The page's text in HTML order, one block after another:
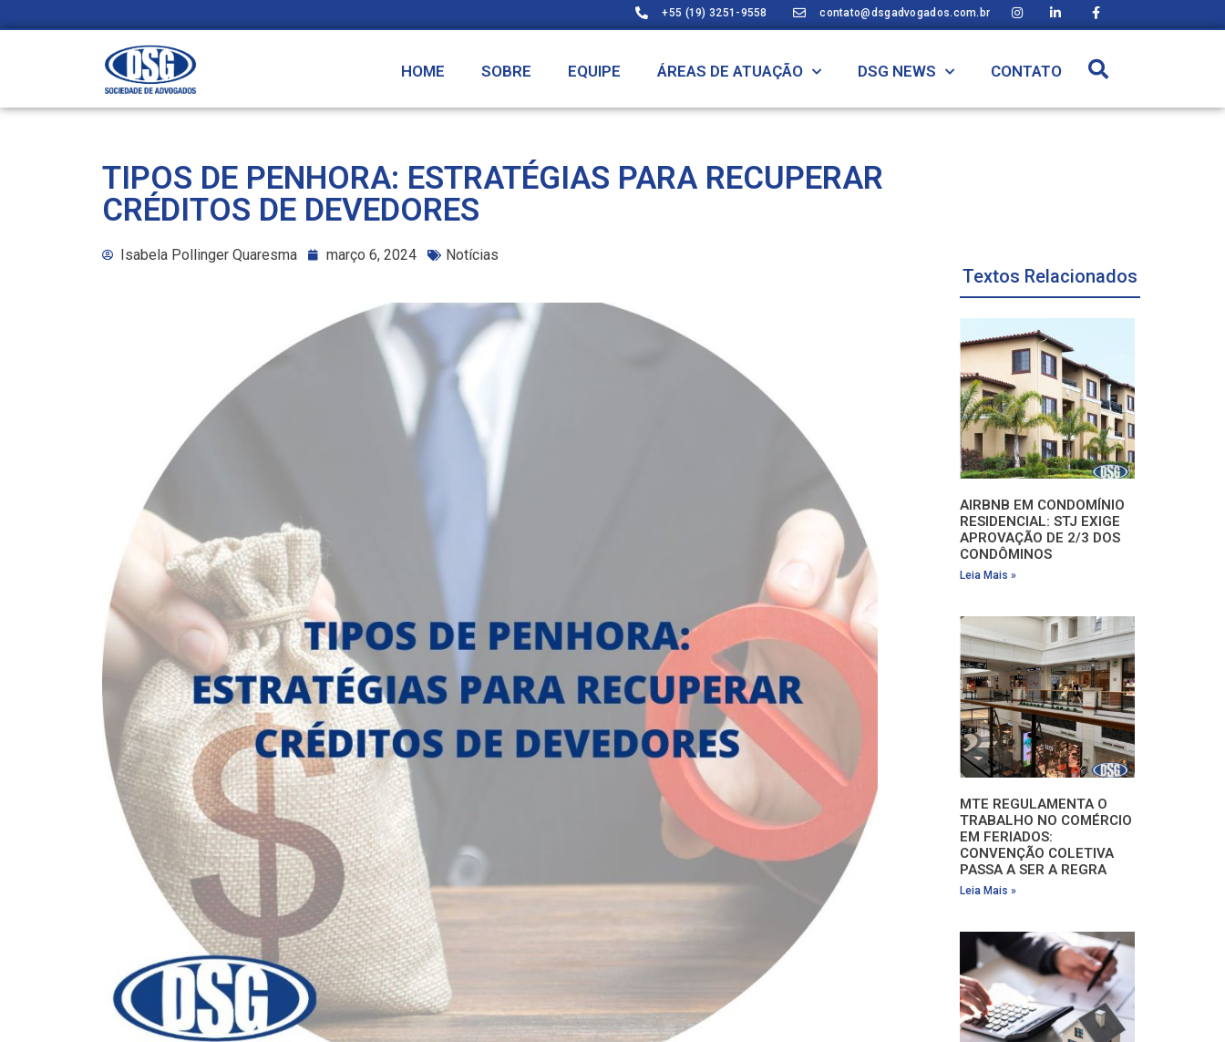
+55 (19) 3251-9558 contato@dsgadvogados.com.br
HOME SOBRE EQUIPE ÁREAS DE ATUAÇÃO DSG NEWS CONTATO
TIPOS DE PENHORA: ESTRATÉGIAS PARA RECUPERAR
CRÉDITOS DE DEVEDORES
Isabela Pollinger Quaresma março 6, 2024 Notícias
Textos Relacionados
AIRBNB EM CONDOMÍNIO
RESIDENCIAL: STJ EXIGE
APROVAÇÃO DE 2/3 DOS
CONDÔMINOS
Leia Mais »
MTE REGULAMENTA O
TRABALHO NO COMÉRCIO
EM FERIADOS:
CONVENÇÃO COLETIVA
PASSA A SER A REGRA
Leia Mais »